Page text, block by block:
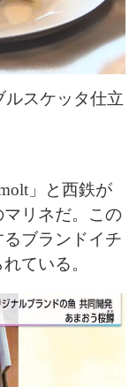
ルスケッタ仕立
」と西鉄が
リネだ。この
ブランドイチ
ている。